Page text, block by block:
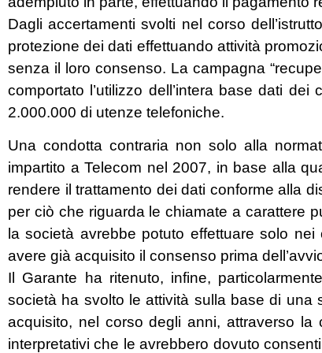
Dagli accertamenti svolti nel corso
protezione dei dati effettuando attività
senza il loro consenso. La campagna
comportato l’utilizzo dell’intera base dati
2.000.000 di utenze telefoniche.
Una condotta contraria non solo alla
impartito a Telecom nel 2007, in base alla
rendere il trattamento dei dati conforme alla
per ciò che riguarda le chiamate a carattere
la società avrebbe potuto effettuare solo
avere già acquisito il consenso prima
Il Garante ha ritenuto, infine,
società ha svolto le attività sulla base di
acquisito, nel corso degli anni, attraverso la
interpretativi che le avrebbero dovuto